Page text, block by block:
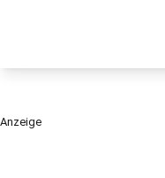
Anzeige